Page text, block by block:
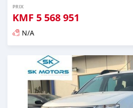
PRIX
KMF 5 568 951
N/A
Publié il y a presque 6 ans